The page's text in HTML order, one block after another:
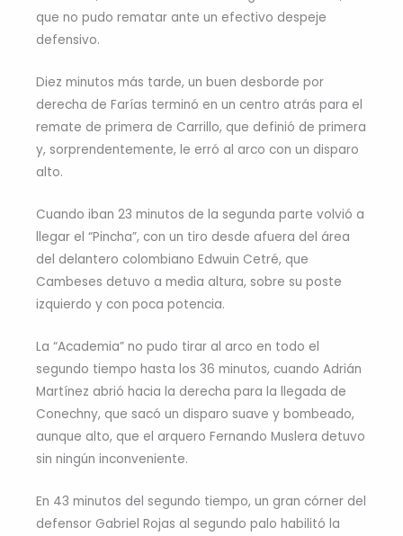
que no pudo rematar ante un efectivo despeje
defensivo.
Diez minutos más tarde, un buen desborde por
derecha de Farías terminó en un centro atrás para el
remate de primera de Carrillo, que definió de primera
y, sorprendentemente, le erró al arco con un disparo
alto.
Cuando iban 23 minutos de la segunda parte volvió a
llegar el “Pincha”, con un tiro desde afuera del área
del delantero colombiano Edwuin Cetré, que
Cambeses detuvo a media altura, sobre su poste
izquierdo y con poca potencia.
La “Academia” no pudo tirar al arco en todo el
segundo tiempo hasta los 36 minutos, cuando Adrián
Martínez abrió hacia la derecha para la llegada de
Conechny, que sacó un disparo suave y bombeado,
aunque alto, que el arquero Fernando Muslera detuvo
sin ningún inconveniente.
En 43 minutos del segundo tiempo, un gran córner del
defensor Gabriel Rojas al segundo palo habilitó la